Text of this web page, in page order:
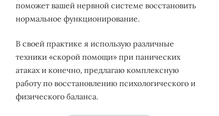
поможет вашей нервной системе восстановить
нормальное функционирование.
В своей практике я использую различные
техники «скорой помощи» при панических
атаках и конечно, предлагаю комплексную
работу по восстановлению психологического и
физического баланса.